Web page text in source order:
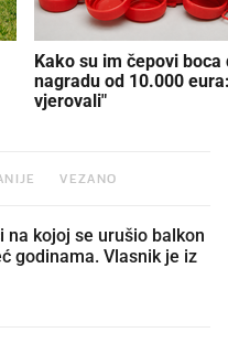
Kako su im čepovi boca
nagradu od 10.000
vjerovali"
VEZANO
na kojoj se urušio balkon
godinama. Vlasnik je iz